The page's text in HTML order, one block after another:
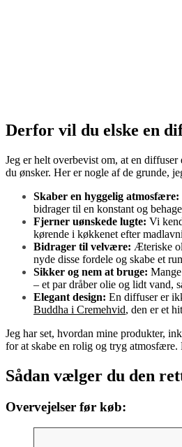
Derfor vil du elske en
Jeg er helt overbevist om, at en
du ønsker. Her er nogle af de grunde,
Skaber en hyggelig atmosfære:
bidrager til en konstant og
Fjerner uønskede lugte: Vi
kørende i køkkenet efter
Bidrager til velvære: Æteriske
nyde disse fordele og skabe et
Sikker og nem at bruge:
– et par dråber olie og lidt vand,
Elegant design: En diffuser er
Buddha i Cremehvid, den er et
Jeg har set, hvordan mine produkter,
for at skabe en rolig og tryg
Sådan vælger du den
Overvejelser før køb: